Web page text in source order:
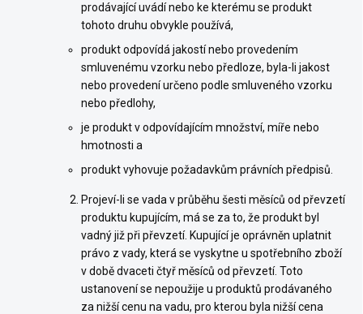
prodávající uvádí nebo ke kterému se produkt
tohoto druhu obvykle používá,
produkt odpovídá jakostí nebo provedením
smluvenému vzorku nebo předloze, byla-li jakost
nebo provedení určeno podle smluveného vzorku
nebo předlohy,
je produkt v odpovídajícím množství, míře nebo
hmotnosti a
produkt vyhovuje požadavkům právních předpisů.
Projeví-li se vada v průběhu šesti měsíců od převzetí
produktu kupujícím, má se za to, že produkt byl
vadný již při převzetí. Kupující je oprávněn uplatnit
právo z vady, která se vyskytne u spotřebního zboží
v době dvaceti čtyř měsíců od převzetí. Toto
ustanovení se nepoužije u produktů prodávaného
za nižší cenu na vadu, pro kterou byla nižší cena